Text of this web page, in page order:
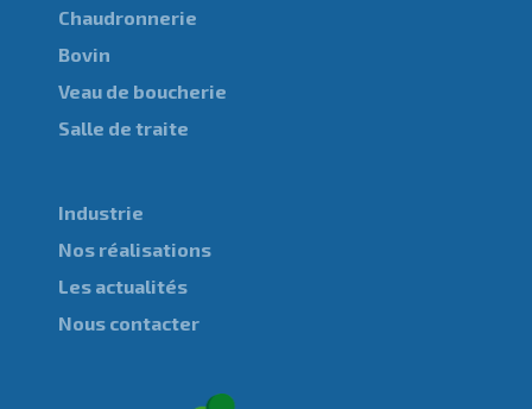
Chaudronnerie
Bovin
Veau de boucherie
Salle de traite
Industrie
Nos réalisations
Les actualités
Nous contacter